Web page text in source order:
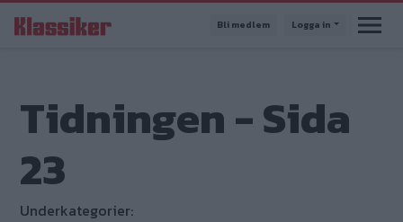
till
Bli medlem Logga in
Tidningen - Sida
23
Underkategorier: